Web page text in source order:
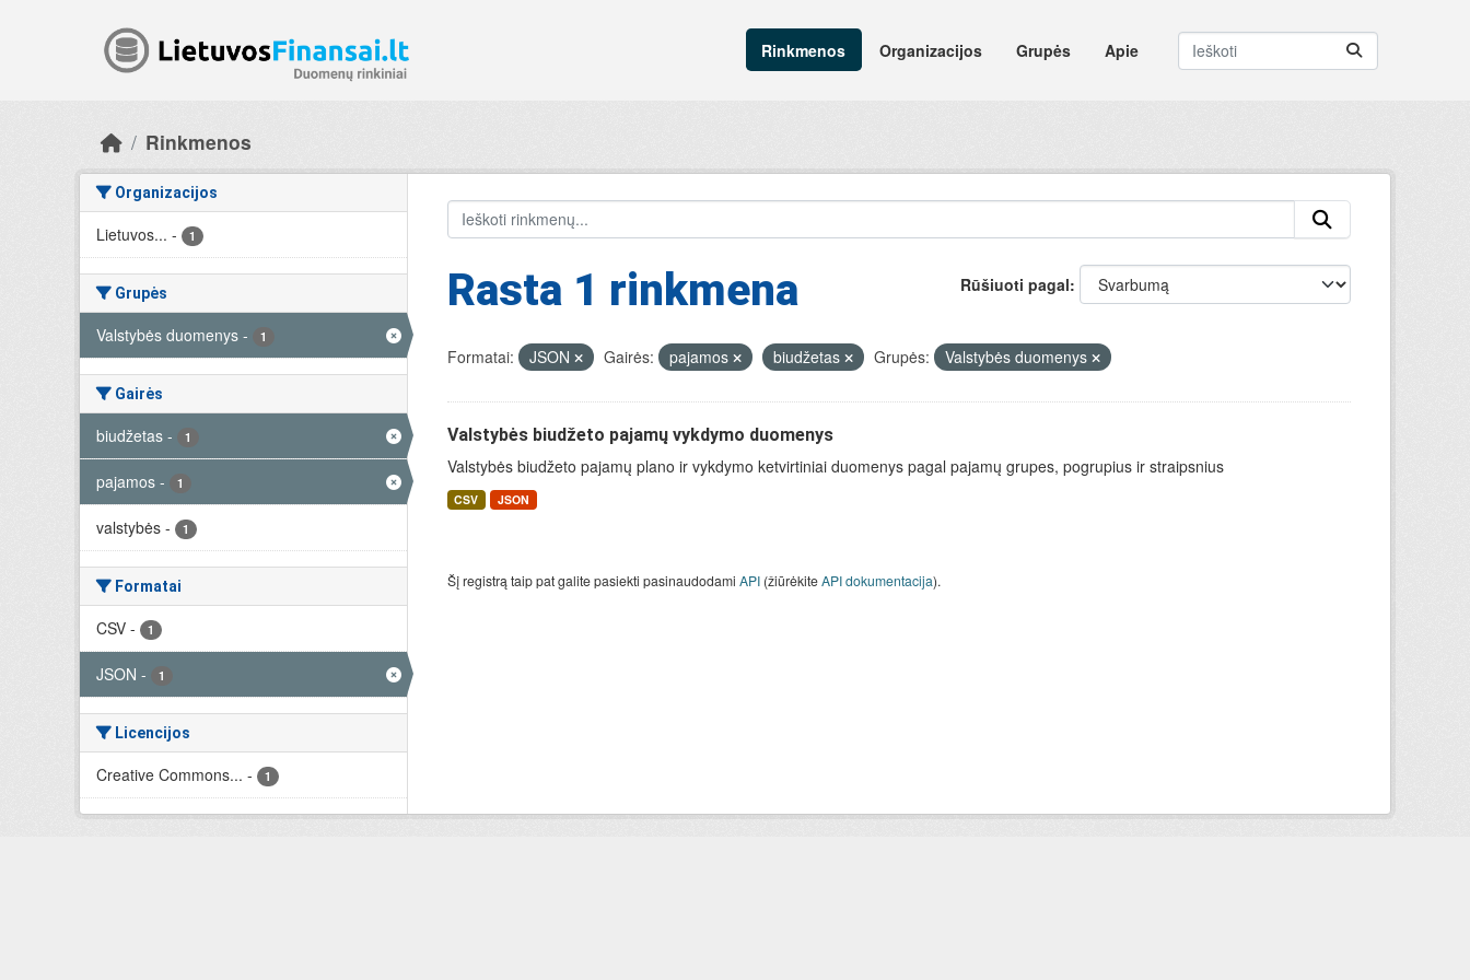
Rinkmenos
Organizacijos Grupės Apie
Rinkmenos
Organizacijos
Lietuvos... - 1
Grupės
Valstybės duomenys - 1
Gairės
biudžetas - 1
pajamos - 1
valstybės - 1
Formatai
CSV - 1
JSON - 1
Licencijos
Creative Commons... - 1
Rūšiuoti pagal
Rasta 1 rinkmena
Formatai: JSON Gairės: pajamos biudžetas Grupės: Valstybės duomenys
Valstybės biudžeto pajamų vykdymo duomenys
Valstybės biudžeto pajamų plano ir vykdymo ketvirtiniai duomenys pagal pajamų grupes, pogrupius ir straipsnius
CSV JSON
Šį registrą taip pat galite pasiekti pasinaudodami API(žiūrėkiteAPI dokumentacija).